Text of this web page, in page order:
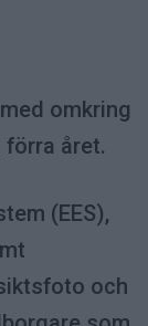
omkring
året.
(EES),
och